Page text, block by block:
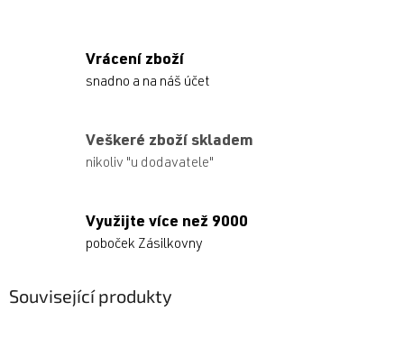
Vrácení zboží
snadno a na náš účet
Veškeré zboží skladem
nikoliv "u dodavatele"
Využijte více než 9000
poboček Zásilkovny
Související produkty